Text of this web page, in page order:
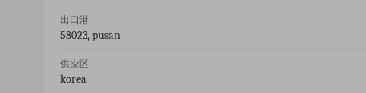
出口港
58023, pusan
供应区
korea